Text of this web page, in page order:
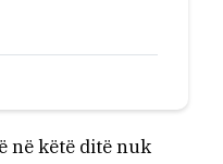
në këtë ditë nuk